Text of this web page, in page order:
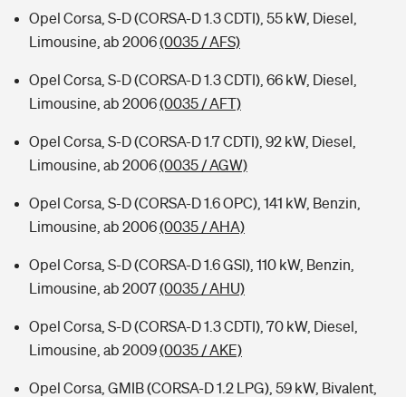
Opel Corsa, S-D (CORSA-D 1.3 CDTI), 55 kW, Diesel,
Limousine, ab 2006(0035 / AFS)
Opel Corsa, S-D (CORSA-D 1.3 CDTI), 66 kW, Diesel,
Limousine, ab 2006(0035 / AFT)
Opel Corsa, S-D (CORSA-D 1.7 CDTI), 92 kW, Diesel,
Limousine, ab 2006(0035 / AGW)
Opel Corsa, S-D (CORSA-D 1.6 OPC), 141 kW, Benzin,
Limousine, ab 2006(0035 / AHA)
Opel Corsa, S-D (CORSA-D 1.6 GSI), 110 kW, Benzin,
Limousine, ab 2007(0035 / AHU)
Opel Corsa, S-D (CORSA-D 1.3 CDTI), 70 kW, Diesel,
Limousine, ab 2009(0035 / AKE)
Opel Corsa, GMIB (CORSA-D 1.2 LPG), 59 kW, Bivalent,